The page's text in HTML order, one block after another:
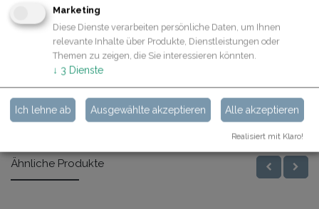
Allgemeine Geschäftsbedingungen
30-Tage-Geld-zurück-Garantie
Versand: 2-3 Geschäftstage
Spezifikationen
Ähnliche Produkte
Marketing
Diese Dienste verarbeiten persönliche Daten, um Ihnen
relevante Inhalte über Produkte, Dienstleistungen oder
Themen zu zeigen, die Sie interessieren könnten.
↓ 3 Dienste
Ich lehne ab Ausgewählte akzeptieren Alle akzeptieren
Realisiert mit Klaro!